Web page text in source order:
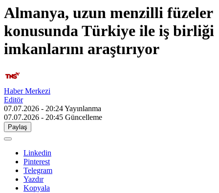
Almanya, uzun menzilli füzeler
konusunda Türkiye ile iş birliği
imkanlarını araştırıyor
Haber Merkezi
Editör
07.07.2026 - 20:24Yayınlanma
07.07.2026 - 20:45 Güncelleme
Paylaş
Linkedin
Pinterest
Telegram
Yazdır
Kopyala